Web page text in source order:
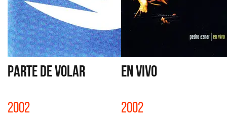
PARTE DE VOLAR
2002
EN VIVO
2002